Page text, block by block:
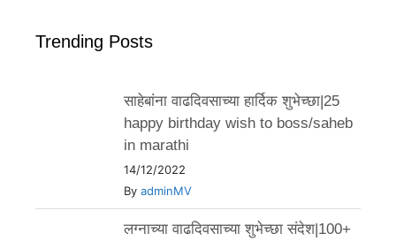
Trending Posts
साहेबांना वाढदिवसाच्या हार्दिक शुभेच्छा|25
happy birthday wish to boss/saheb
in marathi
14/12/2022
By adminMV
लग्नाच्या वाढदिवसाच्या शुभेच्छा संदेश|100+